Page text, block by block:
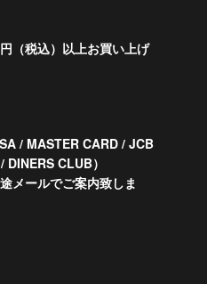
（税込）以上お買い上げ
/ MASTER CARD / JCB
CLUB）
メールでご案内致しま